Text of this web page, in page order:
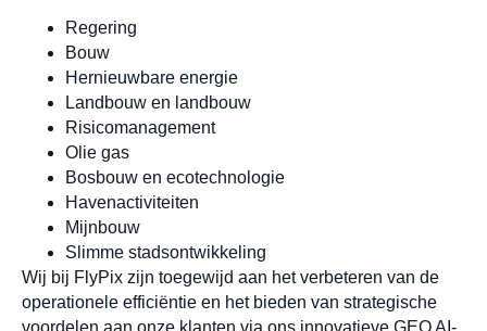
Regering
Bouw
Hernieuwbare energie
Landbouw en landbouw
Risicomanagement
Olie gas
Bosbouw en ecotechnologie
Havenactiviteiten
Mijnbouw
Slimme stadsontwikkeling
Wij bij FlyPix zijn toegewijd aan het verbeteren van de
operationele efficiëntie en het bieden van strategische